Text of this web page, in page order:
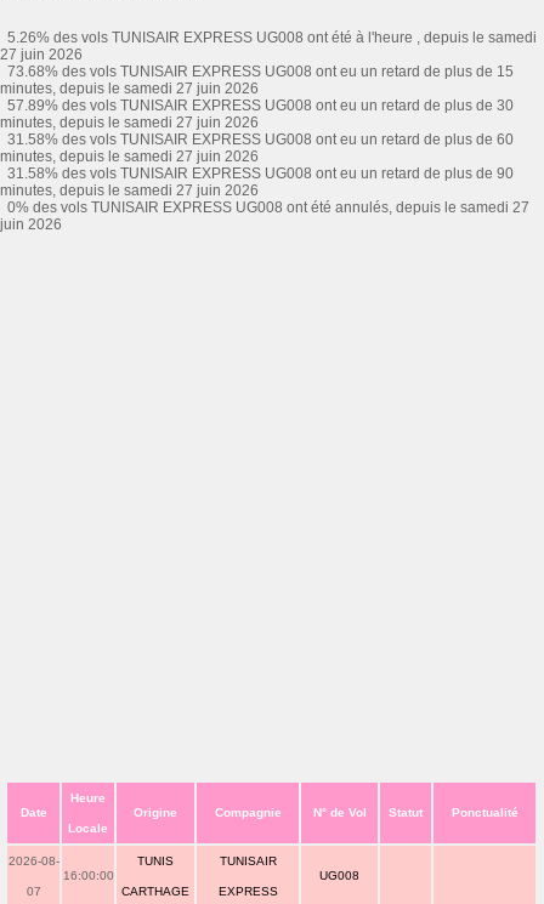
5.26% des vols TUNISAIR EXPRESS UG008 ont été à l'heure , depuis le samedi
27 juin 2026
73.68% des vols TUNISAIR EXPRESS UG008 ont eu un retard de plus de 15
minutes, depuis le samedi 27 juin 2026
57.89% des vols TUNISAIR EXPRESS UG008 ont eu un retard de plus de 30
minutes, depuis le samedi 27 juin 2026
31.58% des vols TUNISAIR EXPRESS UG008 ont eu un retard de plus de 60
minutes, depuis le samedi 27 juin 2026
31.58% des vols TUNISAIR EXPRESS UG008 ont eu un retard de plus de 90
minutes, depuis le samedi 27 juin 2026
0% des vols TUNISAIR EXPRESS UG008 ont été annulés, depuis le samedi 27
juin 2026
Date
Heure
Locale
Origine Compagnie N° de Vol Statut Ponctualité
2026-08-
07
16:00:00
TUNIS
CARTHAGE
TUNISAIR
EXPRESS
UG008